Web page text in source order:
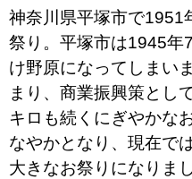
神奈川県平塚市で1951
祭り。平塚市は1945年
け野原になってしまい
まり、商業振興策とし
キロも続くにぎやかな
なやかとなり、現在で
大きなお祭りになりまし